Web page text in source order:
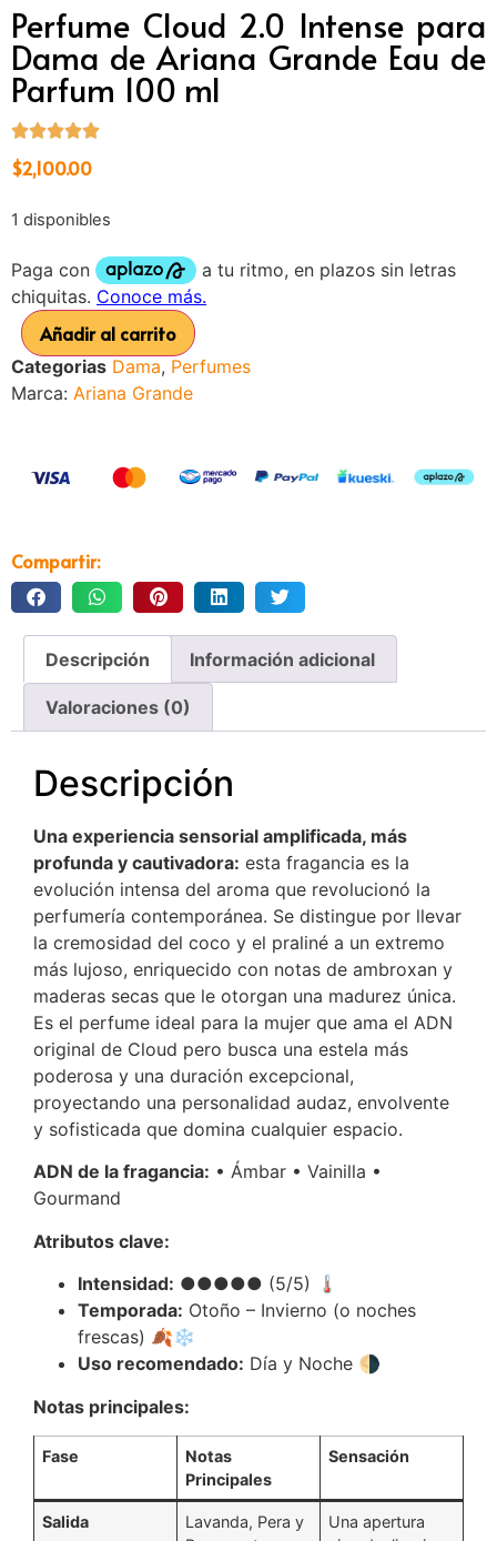
Perfume Cloud 2.0 Intense para
Dama de Ariana Grande Eau de
Parfum 100 ml
$2,100.00
1 disponibles
Añadir al carrito
Categorias Dama, Perfumes
Marca: Ariana Grande
Compartir:
Descripción Información adicional
Valoraciones (0)
Descripción
Una experiencia sensorial amplificada, más
profunda y cautivadora: esta fragancia es la
evolución intensa del aroma que revolucionó la
perfumería contemporánea. Se distingue por llevar
la cremosidad del coco y el praliné a un extremo
más lujoso, enriquecido con notas de ambroxan y
maderas secas que le otorgan una madurez única.
Es el perfume ideal para la mujer que ama el ADN
original de Cloud pero busca una estela más
poderosa y una duración excepcional,
proyectando una personalidad audaz, envolvente
y sofisticada que domina cualquier espacio.
ADN de la fragancia: • Ámbar • Vainilla •
Gourmand
Atributos clave:
Intensidad: ●●●●● (5/5) 🌡️
Temporada: Otoño – Invierno (o noches
frescas) 🍂❄️
Uso recomendado: Día y Noche 🌗
Notas principales:
Fase
Notas
Principales
Sensación
Salida
Lavanda, Pera y
Una apertura